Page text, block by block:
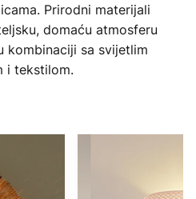
Prirodni materijali
domaću atmosferu
kombinaciji sa svijetlim
i tekstilom.